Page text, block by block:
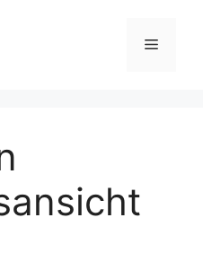
Menü